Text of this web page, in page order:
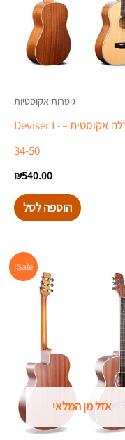
גיטרות אקוסטיות
גיטרללה אקוסטית – Deviser L-
34-50
₪540.00
הוספה לסל
Sale!
אזל מן המלאי
המחיר
המקורי
היה:
₪799.00.